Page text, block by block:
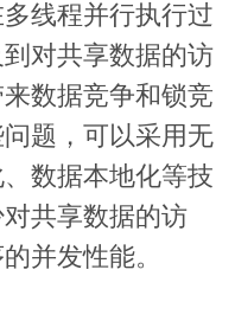
线程并行执行过
对共享数据的访
数据竞争和锁竞
题，可以采用无
数据本地化等技
共享数据的访
并发性能。